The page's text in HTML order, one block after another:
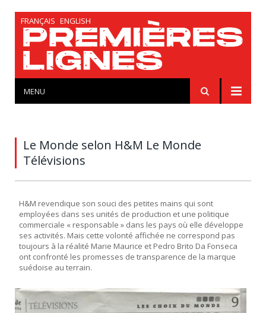
FRANÇAIS ENGLISH
MENU
Le Monde selon H&M Le Monde
Télévisions
H&M revendique son souci des petites mains qui sont
employées dans ses unités de production et une politique
commerciale « responsable » dans les pays où elle développe
ses activités. Mais cette volonté affichée ne correspond pas
toujours à la réalité Marie Maurice et Pedro Brito Da Fonseca
ont confronté les promesses de transparence de la marque
suédoise au terrain.